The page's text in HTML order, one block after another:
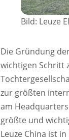
Bild: Leuze
Die Gründung
wichtigen Schritt
zur größten
am
größte und
Leuze China ist